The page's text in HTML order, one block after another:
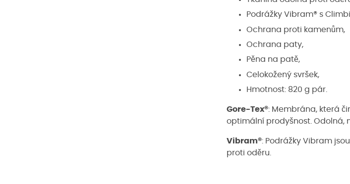
Podrážky Vibram® s
Ochrana proti kamenům,
Ochrana paty,
Pěna na patě,
Celokožený svršek,
Hmotnost: 820 g pár.
Gore-Tex®: Membrána, která
optimální prodyšnost. Odolná,
Vibram®: Podrážky Vibram
proti oděru.